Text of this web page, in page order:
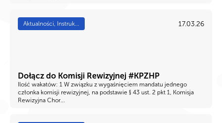
Aktualności, Instruk... 17.03.26
Dołącz do Komisji Rewizyjnej #KPZHP
Ilość wakatów: 1 W związku z wygaśnięciem mandatu jednego
członka komisji rewizyjnej, na podstawie § 43 ust. 2 pkt 1, Komisja
Rewizyjna Chor...